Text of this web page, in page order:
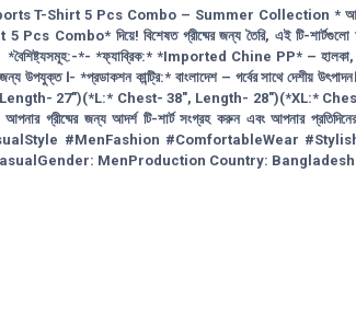
Shirt 5 Pcs Combo – Summer Collection * আপনার
দিয়ে! বিশেষত গ্রীষ্মের জন্য তৈরি, এই টি-শার্টগুলো
*বৈশিষ্ট্যসমূহ:-*- *ফ্যাব্রিক:* *Imported Chine PP* –
জন্য উপযুক্ত ।- *প্রডাকশন কান্ট্রি:* বাংলাদেশ – গর্বের সাথে দেশীয়
Length- 27")(*L:* Chest- 38", Length- 28")(*XL:*
আপনার গ্রীষ্মের জন্য আদর্শ টি-শার্ট সংগ্রহ করুন এবং আপনার
#MenFashion #ComfortableWear
MenProduction Country: Bangladesh